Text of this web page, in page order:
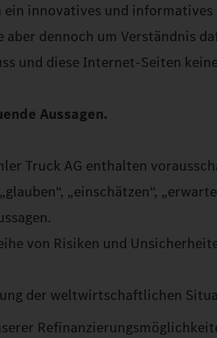
innovatives und
dennoch um Verständnis
und diese Internet-Seiten
Aussagen.
Truck AG enthalten
„einschätzen“,
von Risiken und
der weltwirtschaftlichen